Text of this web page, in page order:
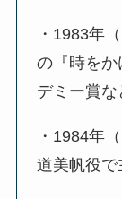
・1983年
の『時をか
デミー賞
・1984年
道美帆役で